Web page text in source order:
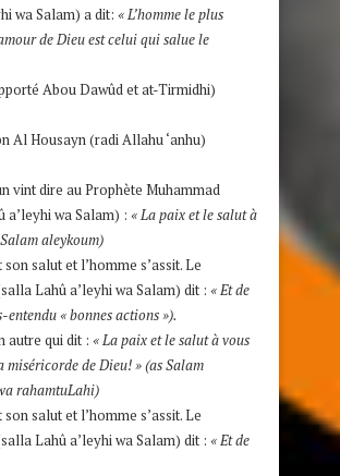
wa Salam) a dit: « L’homme le plus
de Dieu est celui qui salue le
Abou Dawûd et at-Tirmidhi)
Al Housayn (radi Allahu ‘anhu)
vint dire au Prophète Muhammad
a’leyhi wa Salam) : « La paix et le salut à
aleykoum)
salut et l’homme s’assit. Le
Lahû a’leyhi wa Salam) dit : « Et de
entendu « bonnes actions »).
autre qui dit : « La paix et le salut à vous
miséricorde de Dieu! » (as Salam
rahamtuLahi)
salut et l’homme s’assit. Le
Lahû a’leyhi wa Salam) dit : « Et de